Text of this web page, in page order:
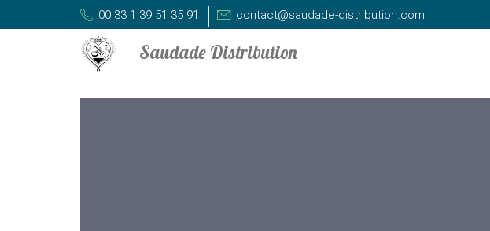
00 33 1 39 51 35 91 contact@saudade-distribution.com